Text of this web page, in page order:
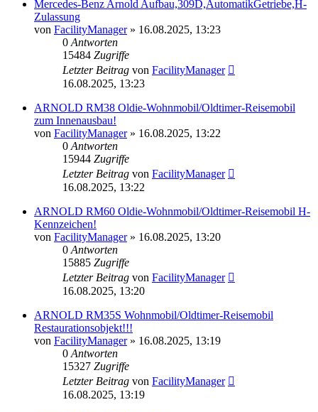
Mercedes-Benz Arnold Aufbau,309D,AutomatikGetriebe,H-
Zulassung
von FacilityManager» 16.08.2025, 13:23
0Antworten
15484 Zugriffe
Letzter Beitrag von FacilityManager
16.08.2025, 13:23
ARNOLD RM38 Oldie-Wohnmobil/Oldtimer-Reisemobil
zum Innenausbau!
von FacilityManager» 16.08.2025, 13:22
0Antworten
15944 Zugriffe
Letzter Beitrag von FacilityManager
16.08.2025, 13:22
ARNOLD RM60 Oldie-Wohnmobil/Oldtimer-Reisemobil H-
Kennzeichen!
von FacilityManager» 16.08.2025, 13:20
0Antworten
15885 Zugriffe
Letzter Beitrag von FacilityManager
16.08.2025, 13:20
ARNOLD RM35S Wohnmobil/Oldtimer-Reisemobil
Restaurationsobjekt!!!
von FacilityManager» 16.08.2025, 13:19
0Antworten
15327 Zugriffe
Letzter Beitrag von FacilityManager
16.08.2025, 13:19